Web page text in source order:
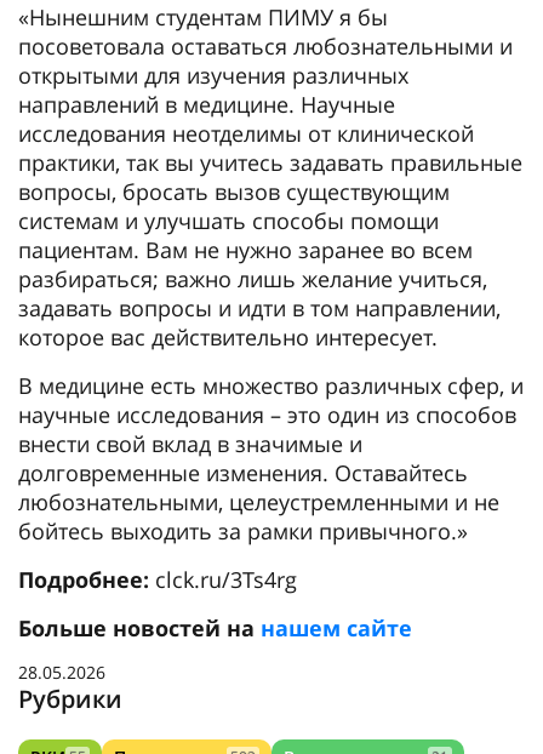
«Нынешним студентам ПИМУ я бы
посоветовала оставаться любознательными и
открытыми для изучения различных
направлений в медицине. Научные
исследования неотделимы от клинической
практики, так вы учитесь задавать правильные
вопросы, бросать вызов существующим
системам и улучшать способы помощи
пациентам. Вам не нужно заранее во всем
разбираться; важно лишь желание учиться,
задавать вопросы и идти в том направлении,
которое вас действительно интересует.
В медицине есть множество различных сфер, и
научные исследования – это один из способов
внести свой вклад в значимые и
долговременные изменения. Оставайтесь
любознательными, целеустремленными и не
бойтесь выходить за рамки привычного.»
Подробнее: clck.ru/3Ts4rg
Больше новостей на нашем сайте
28.05.2026
Рубрики